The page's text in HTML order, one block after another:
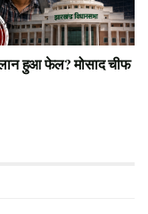
हुआ फेल? मोसाद चीफ